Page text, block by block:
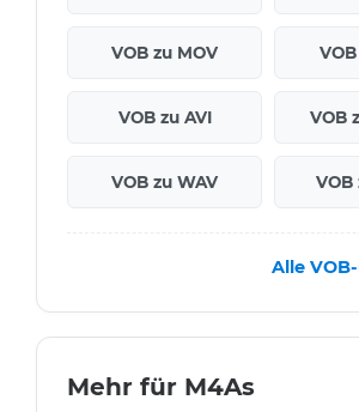
VOB zu MOV
VOB zu AVI VOB
VOB zu WAV VOB
Alle
Mehr für M4As